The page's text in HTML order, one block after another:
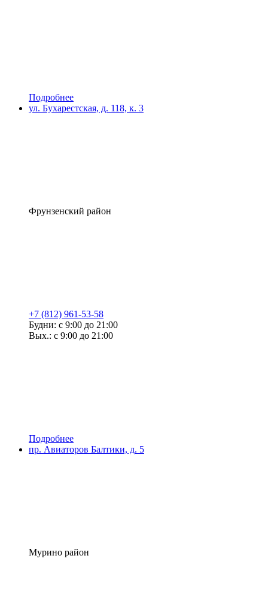
Подробнее
ул. Бухарестская, д. 118, к. 3
Фрунзенский район
+7 (812) 961-53-58
Будни: с 9:00 до 21:00
Вых.: с 9:00 до 21:00
Подробнее
пр. Авиаторов Балтики, д. 5
Мурино район